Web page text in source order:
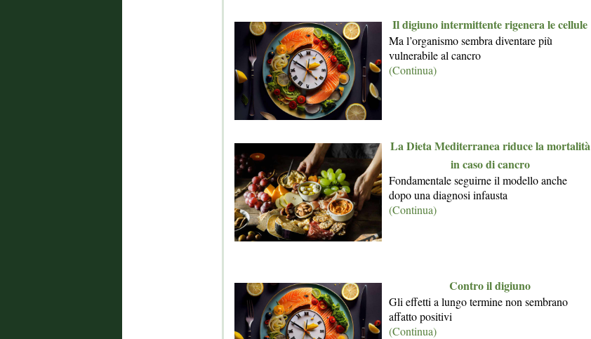
Il digiuno intermittente rigenera le cellule
Ma l’organismo sembra diventare più
vulnerabile al cancro
(Continua)
La Dieta Mediterranea riduce la mortalità
in caso di cancro
Fondamentale seguirne il modello anche
dopo una diagnosi infausta
(Continua)
Contro il digiuno
Gli effetti a lungo termine non sembrano
affatto positivi
(Continua)